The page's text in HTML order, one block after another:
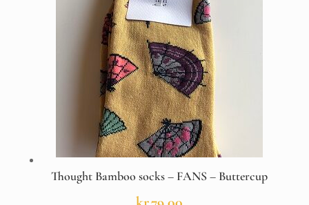
Thought Bamboo socks – FANS – Buttercup